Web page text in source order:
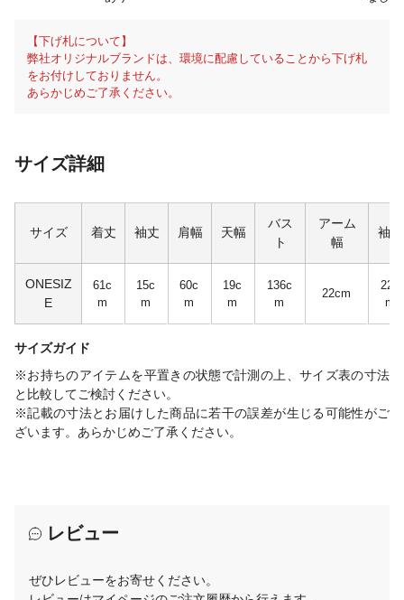
【下げ札について】
弊社オリジナルブランドは、環境に配慮していることから下げ札
をお付けしておりません。
あらかじめご了承ください。
サイズ詳細
サイズ 着丈 袖丈 肩幅 天幅
バス
ト
アーム
幅
袖幅
ONESIZ
E
61c
m
15c
m
60c
m
19c
m
136c
m
22cm
22c
m
サイズガイド
※お持ちのアイテムを平置きの状態で計測の上、サイズ表の寸法
と比較してご検討ください。
※記載の寸法とお届けした商品に若干の誤差が生じる可能性がご
ざいます。あらかじめご了承ください。
レビュー
ぜひレビューをお寄せください。